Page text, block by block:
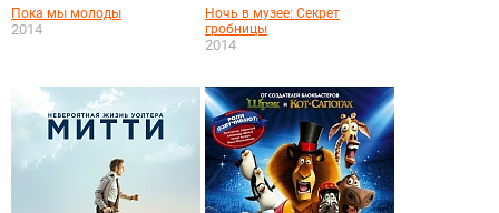
Пока мы молоды
2014
Ночь в музее: Секрет
гробницы
2014